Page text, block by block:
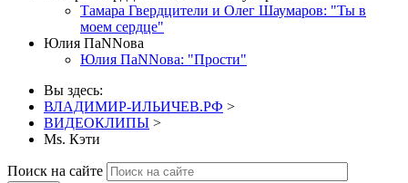
Тамара Гвердцители и Олег Шаумаров: "Ты в
моем сердце"
Юлия ПаNNова
Юлия ПаNNова: "Прости"
Вы здесь:
ВЛАДИМИР-ИЛЬИЧЕВ.РФ >
ВИДЕОКЛИПЫ >
Ms. Кэти
Поиск на сайте